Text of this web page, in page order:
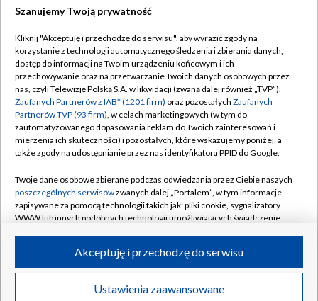
TVP
Abonament TVP
Emisja w TVP
Centrum informacji TVP
Naziemna Telewizja Cyfrowa
Rada Programowa
System NOS
Informacje o nadawcy
Program dla prasy
Regulamin TVP
Polityka prywatności
Moje zgody
Pomoc
Kontakt
Kanały
©2026 Telewizja Polska S.A. w likwidacji
Szanujemy Twoją prywatność
Kliknij "Akceptuję i przechodzę do serwisu", aby wyrazić zgody na
korzystanie z technologii automatycznego śledzenia i zbierania danych,
dostęp do informacji na Twoim urządzeniu końcowym i ich
przechowywanie oraz na przetwarzanie Twoich danych osobowych przez
nas, czyli Telewizję Polską S.A. w likwidacji (zwaną dalej również „TVP”),
Zaufanych Partnerów z IAB* (1201 firm) oraz pozostałych Zaufanych
Partnerów TVP (93 firm), w celach marketingowych (w tym do
zautomatyzowanego dopasowania reklam do Twoich zainteresowań i
mierzenia ich skuteczności) i pozostałych, które wskazujemy poniżej, a
także zgody na udostępnianie przez nas identyfikatora PPID do Google.
Twoje dane osobowe zbierane podczas odwiedzania przez Ciebie naszych
poszczególnych serwisówzwanych dalej „Portalem”, w tym informacje
zapisywane za pomocą technologii takich jak: pliki cookie, sygnalizatory
WWW lub innych podobnych technologii umożliwiających świadczenie
ruchu w Internecie.
Twoje dane osobowe zbierane podczas odwiedzania przez Ciebie
poszczególnych serwisówna Portalu, takie jak adresy IP, identyfikatory
Ustawienia zaawansowane
Akceptuję i przechodzę do serwisu